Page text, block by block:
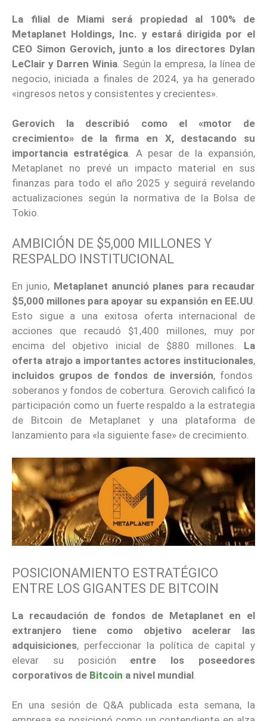
La filial de Miami será propiedad al 100% de
Metaplanet Holdings, Inc. y estará dirigida por el
CEO Simon Gerovich, junto a los directores Dylan
LeClair y Darren Winia. Según la empresa, la línea de
negocio, iniciada a finales de 2024, ya ha generado
«ingresos netos y consistentes y crecientes».
Gerovich la describió como el «motor de
crecimiento» de la firma en X, destacando su
importancia estratégica. A pesar de la expansión,
Metaplanet no prevé un impacto material en sus
finanzas para todo el año 2025 y seguirá revelando
actualizaciones según la normativa de la Bolsa de
Tokio.
AMBICIÓN DE $5,000 MILLONES Y
RESPALDO INSTITUCIONAL
En junio, Metaplanet anunció planes para recaudar
$5,000 millones para apoyar su expansión en EE.UU
Esto sigue a una exitosa oferta internacional de
acciones que recaudó $1,400 millones, muy por
encima del objetivo inicial de $880 millones. La
oferta atrajo a importantes actores institucionales,
incluidos grupos de fondos de inversión, fondos
soberanos y fondos de cobertura. Gerovich calificó la
participación como un fuerte respaldo a la estrategia
de Bitcoin de Metaplanet y una plataforma de
lanzamiento para «la siguiente fase» de crecimiento.
POSICIONAMIENTO ESTRATÉGICO
ENTRE LOS GIGANTES DE BITCOIN
La recaudación de fondos de Metaplanet en el
extranjero tiene como objetivo acelerar las
adquisiciones, perfeccionar la política de capital y
elevar su posición entre los poseedores
corporativos de Bitcoin a nivel mundial
En una sesión de Q&A publicada esta semana, la